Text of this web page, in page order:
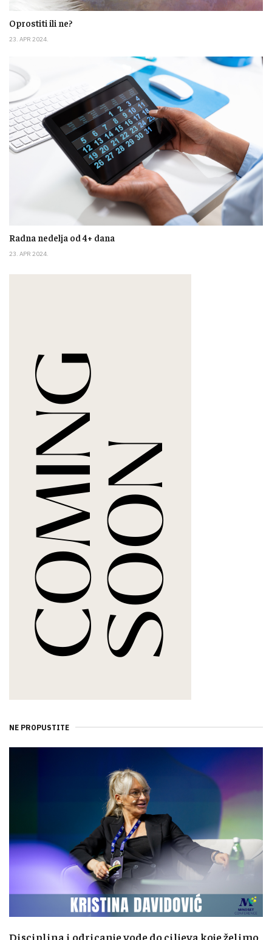
Oprostiti ili ne?
23. APR 2024.
Radna nedelja od 4+ dana
23. APR 2024.
NE PROPUSTITE
Disciplina i odricanje vode do ciljeva koje želimo